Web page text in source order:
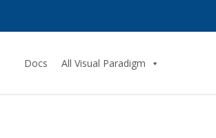
Docs All Visual Paradigm